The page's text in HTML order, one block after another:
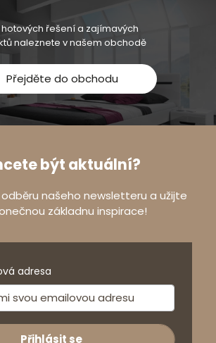
řešení a zajímavých
naleznete v našem obchodě
Přejděte do obchodu
být aktuální?
našeho newsletteru a užijte
základnu inspirace!
adresa